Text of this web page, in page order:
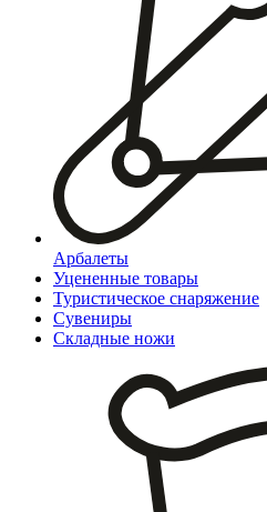
Арбалеты
Уцененные товары
Туристическое снаряжение
Сувениры
Складные ножи